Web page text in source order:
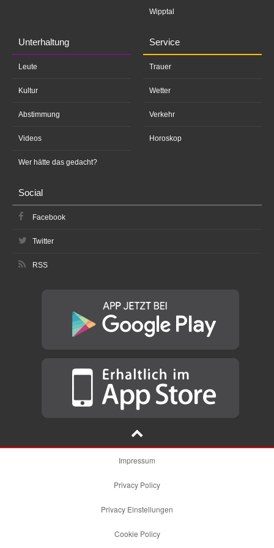
Wipptal
Unterhaltung
Leute
Kultur
Abstimmung
Videos
Wer hätte das gedacht?
Service
Trauer
Wetter
Verkehr
Horoskop
Social
Facebook
Twitter
RSS
Impressum
Privacy Policy
Privacy Einstellungen
Cookie Policy